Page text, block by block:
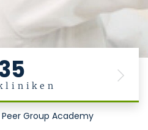
Next
und Weiterbildungsakademie
Peer Group Academy